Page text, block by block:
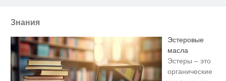
Знания
Эстеровые
масла
Эстеры – это
органические